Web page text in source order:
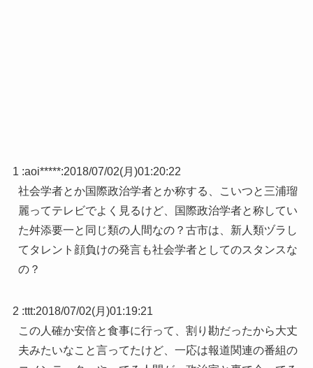
1 :aoi*****:2018/07/02(月)01:20:22
社会学者とか国際政治学者とか称する、こいつと三浦瑠
麗ってテレビでよく見るけど、国際政治学者と称してい
た舛添要一と同じ類の人間なの？古市は、新人類ヅラし
てタレント顔負けの発言も社会学者としてのスタンスな
の？
2 :ttt:2018/07/02(月)01:19:21
この人確か安倍と食事に行って、割り勘だったから大丈
夫みたいなこと言ってたけど、一応は報道関連の番組の